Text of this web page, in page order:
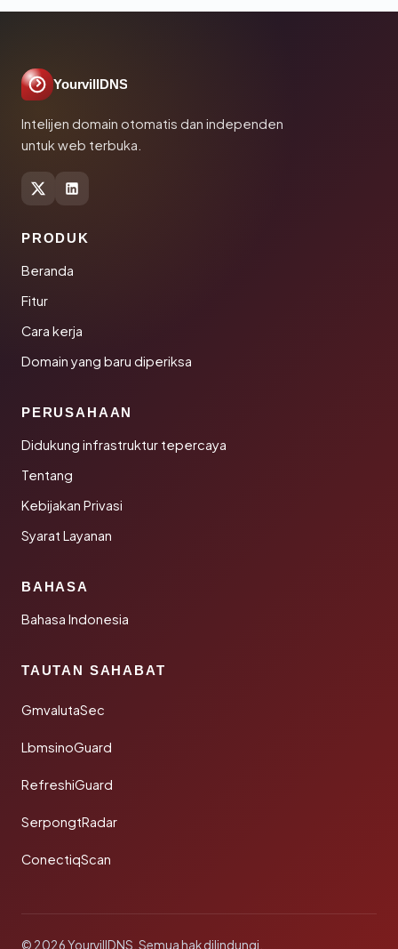
YourvillDNS
Intelijen domain otomatis dan independen
untuk web terbuka.
PRODUK
Beranda
Fitur
Cara kerja
Domain yang baru diperiksa
PERUSAHAAN
Didukung infrastruktur tepercaya
Tentang
Kebijakan Privasi
Syarat Layanan
BAHASA
Bahasa Indonesia
TAUTAN SAHABAT
GmvalutaSec
LbmsinoGuard
RefreshiGuard
SerpongtRadar
ConectiqScan
© 2026 YourvillDNS. Semua hak dilindungi.